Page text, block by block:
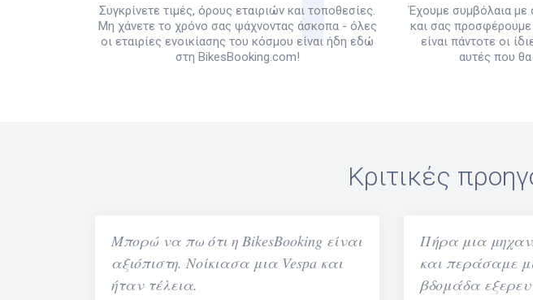
Συγκρίνετε τιμές, όρους εταιριών και τοποθεσίες.
Μη χάνετε το χρόνο σας ψάχνοντας άσκοπα - όλες
οι εταιρίες ενοικίασης του κόσμου είναι ήδη εδώ
στη BikesBooking.com!
Έχουμε συμβόλαια με
και σας προσφέρουμε
είναι πάντοτε οι
αυτές που
Κριτικές
Μπορώ να πω ότι η BikesBooking είναι
αξιόπιστη. Νοίκιασα μια Vespa και
ήταν τέλεια.
Πήρα μια
και περάσαμε
βδομάδα